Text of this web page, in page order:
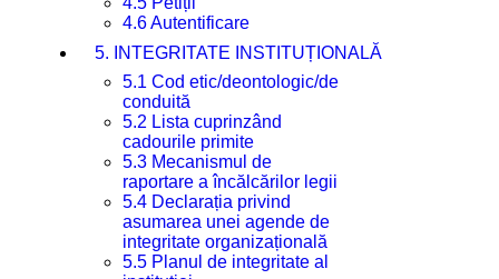
4.6 Autentificare
5. INTEGRITATE INSTITUȚIONALĂ
5.1 Cod etic/deontologic/de
conduită
5.2 Lista cuprinzând
cadourile primite
5.3 Mecanismul de
raportare a încălcărilor legii
5.4 Declarația privind
asumarea unei agende de
integritate organizațională
5.5 Planul de integritate al